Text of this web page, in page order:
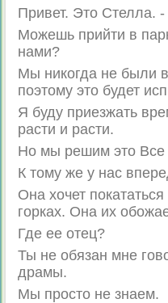
Привет. Это Стелла. -
Можешь прийти в
нами?
Мы никогда не были
поэтому это будет
Я буду приезжать
расти и расти.
Но мы решим это Все
К тому же у нас
Она хочет
горках. Она их
Где ее отец?
Ты не обязан мне
драмы.
Мы просто не знаем.